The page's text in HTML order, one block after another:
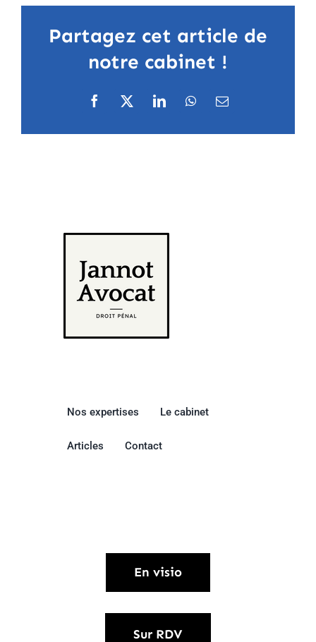
Partagez cet article de
notre cabinet !
Facebook
X LinkedInWhatsApp
Email
Nos expertises Le cabinet
Articles Contact
En visio
Sur RDV